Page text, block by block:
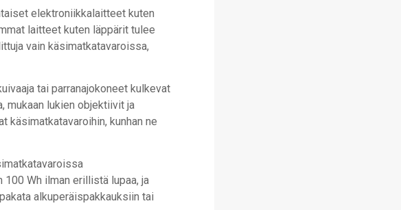
elektroniikkalaitteet kuten
laitteet kuten läppärit tulee
vain käsimatkatavaroissa,
tai parranajokoneet kulkevat
mukaan lukien objektiivit ja
käsimatkatavaroihin, kunhan ne
Wh ilman erillistä lupaa, ja
alkuperäispakkauksiin tai